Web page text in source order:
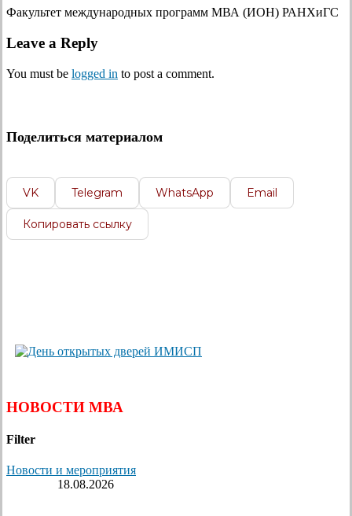
Факультет международных программ МВА (ИОН) РАНХиГС
Leave a Reply
You must be logged in to post a comment.
Поделиться материалом
VK Telegram WhatsApp Email
Копировать ссылку
НОВОСТИ МВА
Filter
Новости и мероприятия
18.08.2026